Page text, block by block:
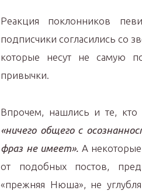
Реакция поклонников
подписчики согласились со
которые несут не самую
привычки.
Впрочем, нашлись и те, кто
«ничего общего с
фраз не имеет». А
от подобных постов,
«прежняя Нюша», не